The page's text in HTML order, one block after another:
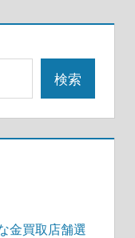
検索
金買取店舗選